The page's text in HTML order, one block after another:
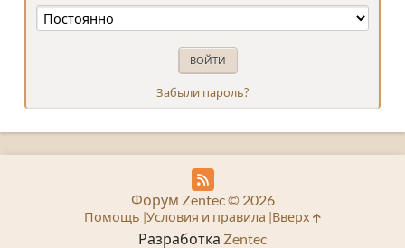
Забыли пароль?
Разработка Zentec
Форум Zentec © 2026
Помощь Условия и правила Вверх